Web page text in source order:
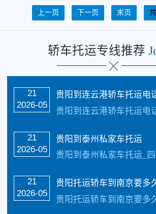
上一页 下一页 末页
轿车托运专线推荐
21
2026-05
贵阳到连云港轿车托运电
21
2026-05
贵阳到泰州私家车托运
21
2026-05
贵阳托运轿车到南京要多